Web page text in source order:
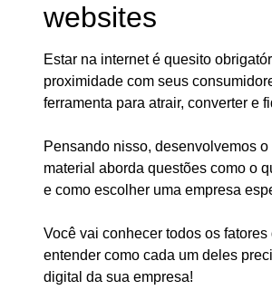
websites
Estar na internet é quesito
proximidade com seus
ferramenta para atrair, converter e
Pensando nisso, desenvolvemos o
material aborda questões como o
e como escolher uma empresa
Você vai conhecer todos os
entender como cada um deles
digital da sua empresa!